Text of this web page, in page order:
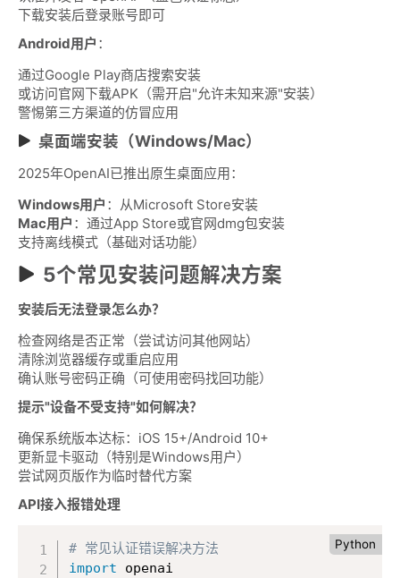
下载安装后登录账号即可
Android用户 ：
通过Google Play商店搜索安装
或访问官网下载APK（需开启"允许未知来源"安装）
警惕第三方渠道的仿冒应用
桌面端安装（Windows/Mac）
2025年OpenAI已推出原生桌面应用：
Windows用户 ：从Microsoft Store安装
Mac用户 ：通过App Store或官网dmg包安装
支持离线模式（基础对话功能）
5个常见安装问题解决方案
安装后无法登录怎么办？
检查网络是否正常（尝试访问其他网站）
清除浏览器缓存或重启应用
确认账号密码正确（可使用密码找回功能）
提示"设备不受支持"如何解决？
确保系统版本达标：iOS 15+/Android 10+
更新显卡驱动（特别是Windows用户）
尝试网页版作为临时替代方案
API接入报错处理
Python
# 常见认证错误解决方法
import openai